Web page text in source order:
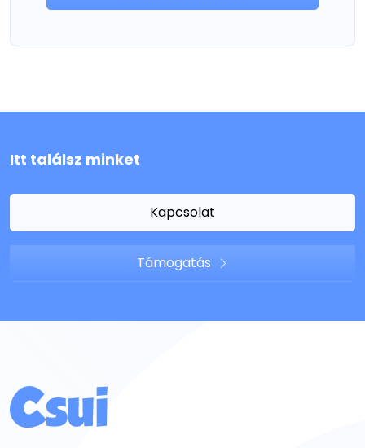
Itt találsz minket
Kapcsolat
Támogatás